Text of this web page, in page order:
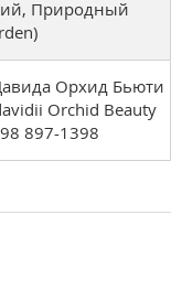
Природный
Орхид Бьюти
Orchid Beauty
897-1398